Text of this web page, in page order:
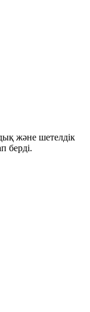
және шетелдік
берді.